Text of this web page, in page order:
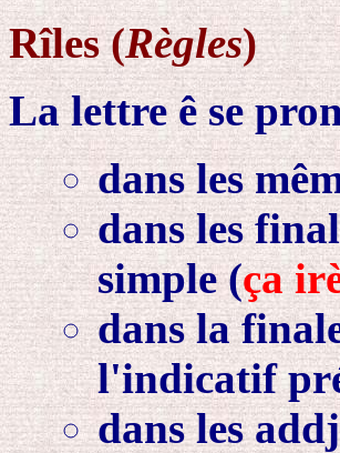
Rîles (Règles)
La lettre ê se
dans les
dans les
simple (ça
dans la
l'indicatif
dans les